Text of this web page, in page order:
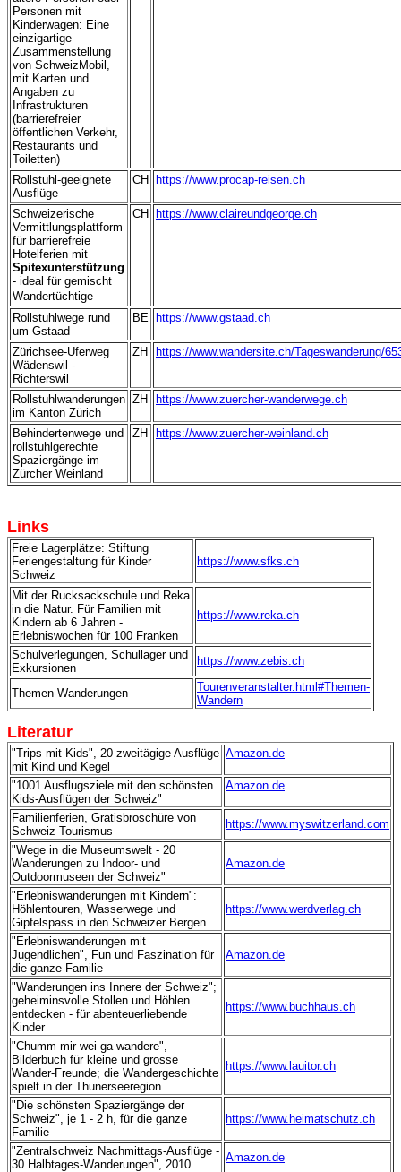
Personen mit
Kinderwagen: Eine
einzigartige
Zusammenstellung
von SchweizMobil,
mit Karten und
Angaben zu
Infrastrukturen
(barrierefreier
öffentlichen Verkehr,
Restaurants und
Toiletten)
Rollstuhl-geeignete
Ausflüge
CH https://www.procap-reisen.ch
Schweizerische
Vermittlungsplattform
für barrierefreie
Hotelferien mit
Spitexunterstützung
- ideal für gemischt
Wandertüchtige
CH https://www.claireundgeorge.ch
Rollstuhlwege rund
um Gstaad
BE https://www.gstaad.ch
Zürichsee-Uferweg
Wädenswil -
Richterswil
ZH https://www.wandersite.ch/Tageswanderung/
Rollstuhlwanderungen
im Kanton Zürich
ZH https://www.zuercher-wanderwege.ch
Behindertenwege und
rollstuhlgerechte
Spaziergänge im
Zürcher Weinland
ZH https://www.zuercher-weinland.ch
Links
Freie Lagerplätze: Stiftung
Feriengestaltung für Kinder
Schweiz
https://www.sfks.ch
Mit der Rucksackschule und Reka
in die Natur. Für Familien mit
Kindern ab 6 Jahren -
Erlebniswochen für 100 Franken
https://www.reka.ch
Schulverlegungen, Schullager und
Exkursionen
https://www.zebis.ch
Themen-Wanderungen
Tourenveranstalter.html#Themen-
Wandern
Literatur
"Trips mit Kids", 20 zweitägige Ausflüge
mit Kind und Kegel
Amazon.de
"1001 Ausflugsziele mit den schönsten
Kids-Ausflügen der Schweiz"
Amazon.de
Familienferien, Gratisbroschüre von
Schweiz Tourismus
https://www.myswitzerland.com
"Wege in die Museumswelt - 20
Wanderungen zu Indoor- und
Outdoormuseen der Schweiz"
Amazon.de
"Erlebniswanderungen mit Kindern":
Höhlentouren, Wasserwege und
Gipfelspass in den Schweizer Bergen
https://www.werdverlag.ch
"Erlebniswanderungen mit
Jugendlichen", Fun und Faszination für
die ganze Familie
Amazon.de
"Wanderungen ins Innere der Schweiz";
geheiminsvolle Stollen und Höhlen
entdecken - für abenteuerliebende
Kinder
https://www.buchhaus.ch
"Chumm mir wei ga wandere",
Bilderbuch für kleine und grosse
Wander-Freunde; die Wandergeschichte
spielt in der Thunerseeregion
https://www.lauitor.ch
"Die schönsten Spaziergänge der
Schweiz", je 1 - 2 h, für die ganze
Familie
https://www.heimatschutz.ch
"Zentralschweiz Nachmittags-Ausflüge -
30 Halbtages-Wanderungen",
2010
Amazon.de